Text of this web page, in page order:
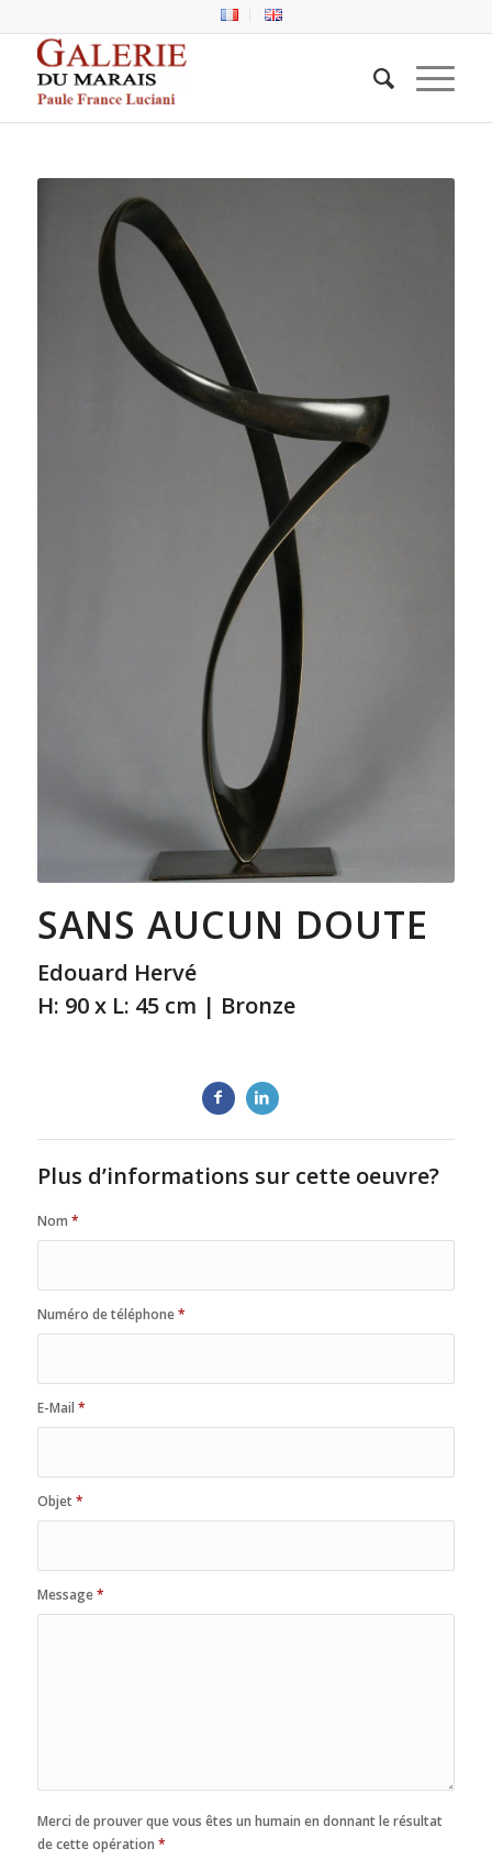
SANS AUCUN DOUTE
Edouard Hervé
H: 90 x L: 45 cm | Bronze
Plus d’informations sur cette oeuvre?
Nom *
Numéro de téléphone*
E-Mail *
Objet*
Message*
Merci de prouver que vous êtes un humain en donnant le résultat
de cette opération *